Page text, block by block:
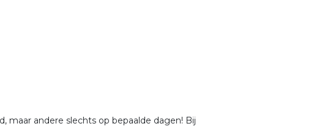
maar andere slechts op bepaalde dagen! Bij